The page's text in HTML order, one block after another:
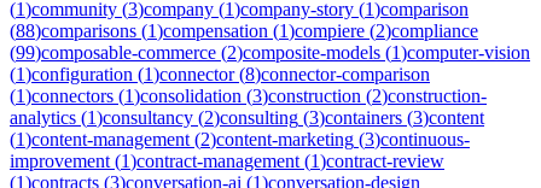
(1)community (3)company (1)company-story (1)comparison
(88)comparisons (1)compensation (1)compiere (2)compliance
(99)composable-commerce (2)composite-models (1)computer-vision
(1)configuration (1)connector(8)connector-comparison
(1)connectors (1)consolidation (3)construction (2)construction-
analytics (1)consultancy (2)consulting (3)containers (3)content
(1)content-management (2)content-marketing (3)continuous-
improvement (1)contract-management (1)contract-review
(1)contracts (3)conversation-ai (1)conversation-design